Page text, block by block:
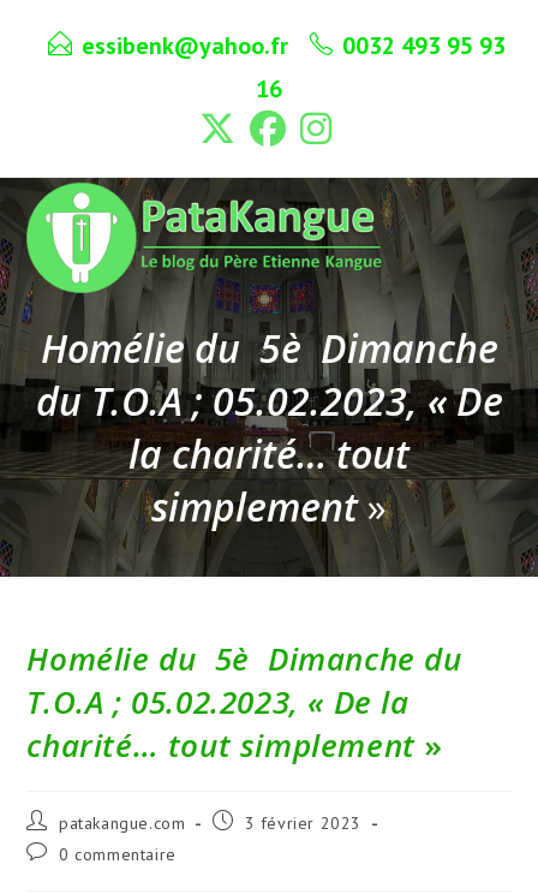
essibenk@yahoo.fr
0032 493 95 93
16
Homélie du 5è Dimanche
du T.O.A ; 05.02.2023, « De
la charité… tout
simplement»
Homélie du 5è Dimanche du
T.O.A ; 05.02.2023, « De la
charité… tout simplement »
Auteur/autrice
de
la
patakangue.com
Publication
3 février 2023
Commentaires
0 commentaire